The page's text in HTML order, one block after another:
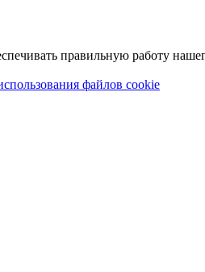
правильную работу
файлов cookie